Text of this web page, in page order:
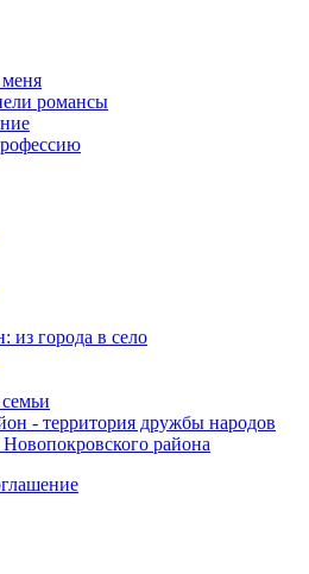
меня
романсы
из города в село
- территория дружбы народов
района